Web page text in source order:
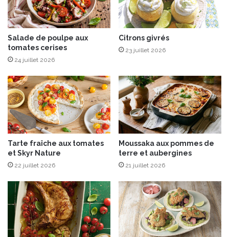
x
é
p
i
c
e
d
o
u
c
e
s
e
t
c
c
Salade de poulpe aux
tomates cerises
24 juillet 2026
Citrons givrés
23 juillet 2026
Tarte fraîche aux tomates
et Skyr Nature
22 juillet 2026
Moussaka aux pommes de
terre et aubergines
21 juillet 2026